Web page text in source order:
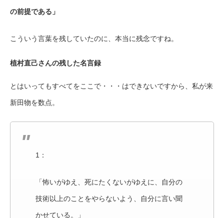
の前提である」
こういう言葉を残していたのに、本当に残念ですね。
植村直己さんの残した名言録
とはいってもすべてをここで・・・はできないですから、私が来
新田物を数点。
1：
「怖いがゆえ、死にたくないがゆえに、自分の
技術以上のことをやらないよう、自分に言い聞
かせている。」